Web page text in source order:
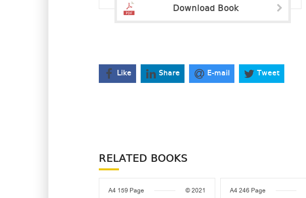
Download Book
Like Share E-mail Tweet
RELATED BOOKS
A4 159 Page © 2021 A4 246 Page